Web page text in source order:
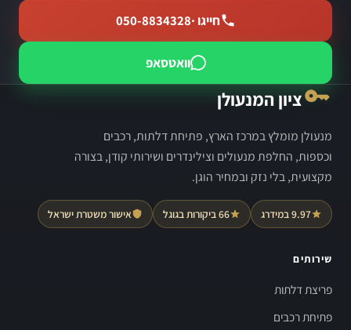
חייגו ·050-8834328
וואטסאפ
ציון המנעולן
מנעולן מומלץ במרכז הארץ, פתיחת דלתות, רכבים
וכספות, החלפת מנעולים וצילינדרים ושירותי קודן, בצורה
מקצועית, בלי נזק ובמחיר הוגן.
9.97 במידרג 66 ביקורות בגוגל אישור משטרת ישראל
שירותים
פריצת דלתות
פתיחת רכבים